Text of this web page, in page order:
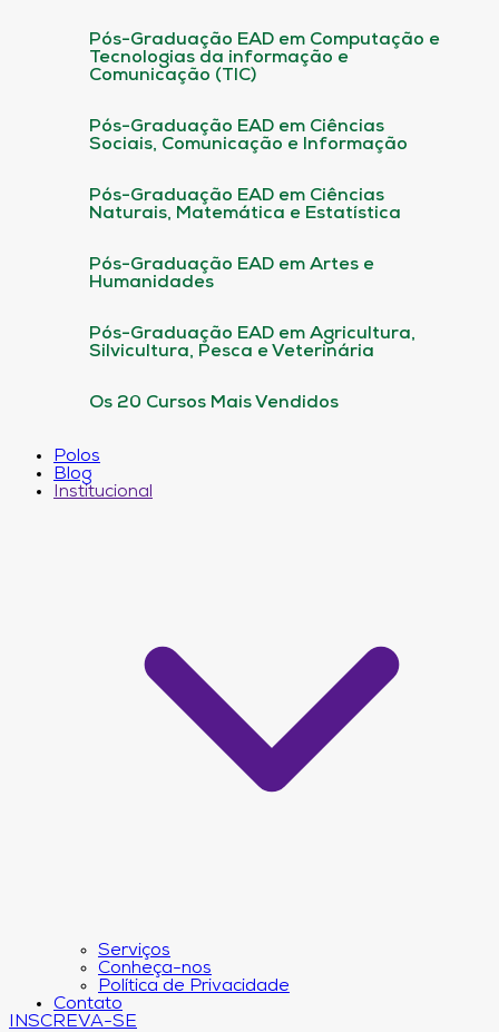
Pós-Graduação EAD em Computação e
Tecnologias da informação e
Comunicação (TIC)
Pós-Graduação EAD em Ciências
Sociais, Comunicação e Informação
Pós-Graduação EAD em Ciências
Naturais, Matemática e Estatística
Pós-Graduação EAD em Artes e
Humanidades
Pós-Graduação EAD em Agricultura,
Silvicultura, Pesca e Veterinária
Os 20 Cursos Mais Vendidos
Polos
Blog
Institucional
Serviços
Conheça-nos
Política de Privacidade
Contato
INSCREVA-SE